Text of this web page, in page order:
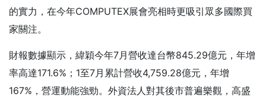
的實力，在今年COMPUTEX展會亮相時更吸引眾多國際買
家關注。
財報數據顯示，緯穎今年7月營收達台幣845.29億元，年增
率高達171.6%；1至7月累計營收4,759.28億元，年增
167%，營運動能強勁。外資法人對其後市普遍樂觀，高盛